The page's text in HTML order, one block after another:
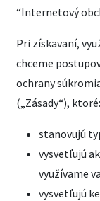
“Internetový
Pri získavaní,
chceme
ochrany
(„Zásady“), ktoré:
stanovujú
vysvetľujú
využívame
vysvetľujú